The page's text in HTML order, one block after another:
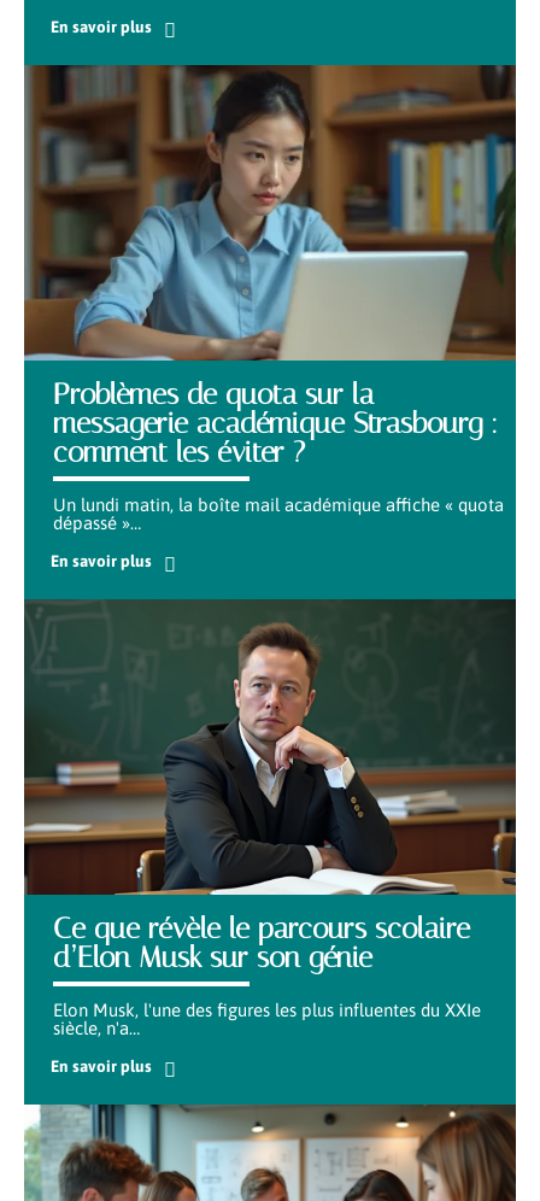
En savoir plus
Problèmes de quota sur la
messagerie académique Strasbourg :
comment les éviter ?
Un lundi matin, la boîte mail académique affiche « quota
dépassé »…
En savoir plus
Ce que révèle le parcours scolaire
d’Elon Musk sur son génie
Elon Musk, l'une des figures les plus influentes du XXIe
siècle, n'a…
En savoir plus